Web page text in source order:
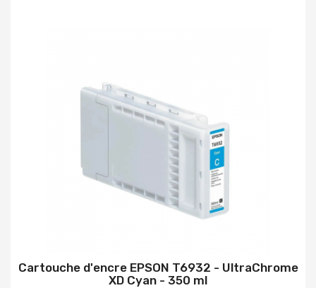
Cartouche d'encre EPSON T6932 - UltraChrome
XD Cyan - 350 ml